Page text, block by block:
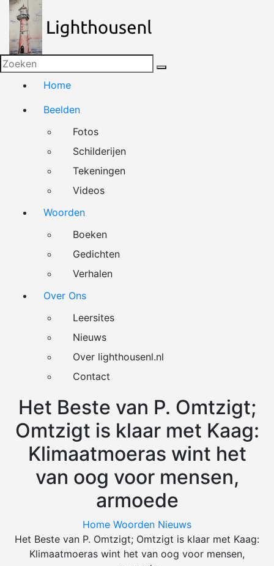
Naar
de
inhoud
springen
Home
Beelden
Fotos
Schilderijen
Tekeningen
Videos
Woorden
Boeken
Gedichten
Verhalen
Over Ons
Leersites
Nieuws
Over lighthousenl.nl
Contact
Het Beste van P. Omtzigt;
Omtzigt is klaar met Kaag:
Klimaatmoeras wint het
van oog voor mensen,
armoede
Home Woorden Nieuws
Het Beste van P. Omtzigt; Omtzigt is klaar met Kaag:
Klimaatmoeras wint het van oog voor mensen,